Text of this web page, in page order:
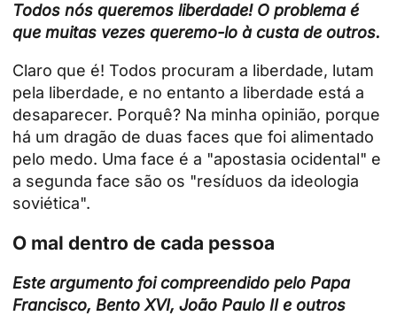
Todos nós queremos liberdade! O problema é
que muitas vezes queremo-lo à custa de outros.
Claro que é! Todos procuram a liberdade, lutam
pela liberdade, e no entanto a liberdade está a
desaparecer. Porquê? Na minha opinião, porque
há um dragão de duas faces que foi alimentado
pelo medo. Uma face é a "apostasia ocidental" e
a segunda face são os "resíduos da ideologia
soviética".
O mal dentro de cada pessoa
Este argumento foi compreendido pelo Papa
Francisco, Bento XVI, João Paulo II e outros